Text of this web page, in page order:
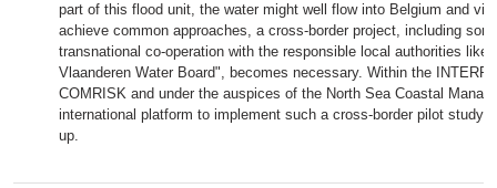
part of this flood unit, the water might well flow into Belgium and
achieve common approaches, a cross-border project, including
transnational co-operation with the responsible local authorities like
Vlaanderen Water Board", becomes necessary. Within the
COMRISK and under the auspices of the North Sea Coastal
international platform to implement such a cross-border pilot study
up.